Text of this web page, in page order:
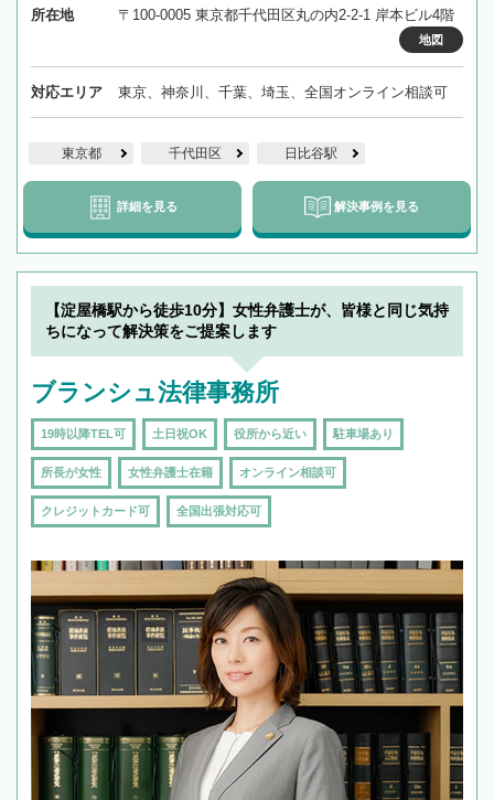
所在地 〒100-0005 東京都千代田区丸の内2-2-1 岸本ビル4階
地図
対応エリア 東京、神奈川、千葉、埼玉、全国オンライン相談可
東京都 千代田区 日比谷駅
詳細を見る 解決事例を見る
【淀屋橋駅から徒歩10分】女性弁護士が、皆様と同じ気持
ちになって解決策をご提案します
ブランシュ法律事務所
19時以降TEL可 土日祝OK 役所から近い 駐車場あり
所長が女性 女性弁護士在籍 オンライン相談可
クレジットカード可 全国出張対応可